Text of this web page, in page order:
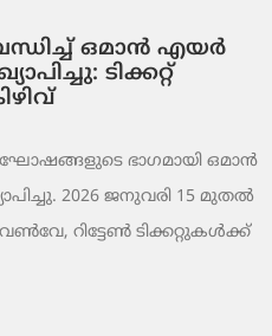
ഒമാൻ എയർ
ടിക്കറ്റ്
ഭാഗമായി ഒമാൻ
2026 ജനുവരി 15 മുതൽ
റിട്ടേൺ ടിക്കറ്റുകൾക്ക്